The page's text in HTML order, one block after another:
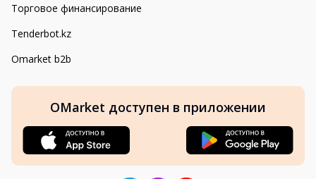
Торговое финансирование
Tenderbot.kz
Omarket b2b
OMarket доступен в приложении